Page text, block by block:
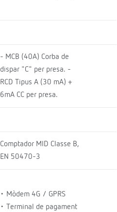
- MCB (40A) Corba de
dispar "C" per presa. -
RCD Tipus A (30 mA) +
6mA CC per presa.
Comptador MID Classe B,
EN 50470-3
• Mòdem 4G / GPRS
• Terminal de pagament